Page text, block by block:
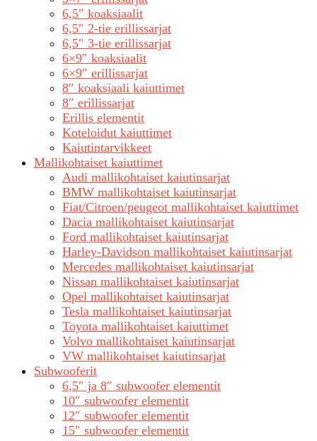
6,5″ koaksiaalit
6,5″ 2-tie erillissarjat
6,5″ 3-tie erillissarjat
6×9″ koaksiaalit
6×9″ erillissarjat
8″ koaksiaali kaiuttimet
8″ erillissarjat
Erillis elementit
Koteloidut kaiuttimet
Kaiutintarvikkeet
Mallikohtaiset kaiuttimet
Audi mallikohtaiset kaiutinsarjat
BMW mallikohtaiset kaiutinsarjat
Fiat/Citroen/peugeot mallikohtaiset kaiuttimet
Dacia mallikohtaiset kaiutinsarjat
Ford mallikohtaiset kaiutinsarjat
Harley-Davidson mallikohtaiset kaiutinsarjat
Mercedes mallikohtaiset kaiutinsarjat
Nissan mallikohtaiset kaiutinsarjat
Opel mallikohtaiset kaiutinsarjat
Tesla mallikohtaiset kaiutinsarjat
Toyota mallikohtaiset kaiuttimet
Volvo mallikohtaiset kaiutinsarjat
VW mallikohtaiset kaiutinsarjat
Subwooferit
6,5″ ja 8″ subwoofer elementit
10″ subwoofer elementit
12″ subwoofer elementit
15″ subwoofer elementit